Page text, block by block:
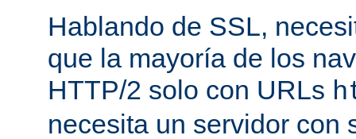
Hablando de SSL,
que la mayoría de los
HTTP/2 solo con URLs
necesita un servidor con